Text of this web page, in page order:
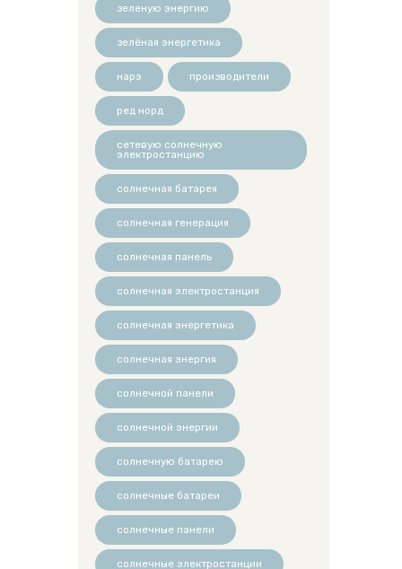
зеленую энергию
зелёная энергетика
нарэ производители
ред норд
сетевую солнечную
электростанцию
солнечная батарея
солнечная генерация
солнечная панель
солнечная электростанция
солнечная энергетика
солнечная энергия
солнечной панели
солнечной энергии
солнечную батарею
солнечные батареи
солнечные панели
солнечные электростанции